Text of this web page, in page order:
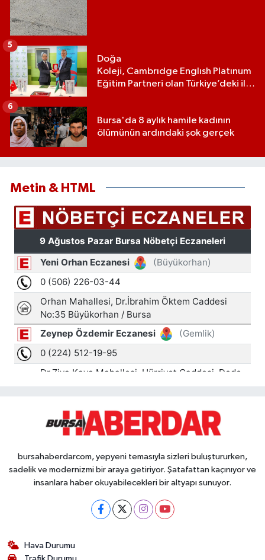
Doğa
Koleji, Cambrıdge Englısh Platınum
Eğitim Partneri olan Türkiye’deki ilk
5
Bursa'da 8 aylık hamile kadının
ölümünün ardındaki şok gerçek
6
Metin & HTML
bursahaberdarcom, yepyeni temasıyla sizleri buluştururken,
sadelik ve modernizmi bir araya getiriyor. Şatafattan kaçınıyor ve
insanlara haber okuyabilecekleri bir altyapı sunuyor.
Hava Durumu